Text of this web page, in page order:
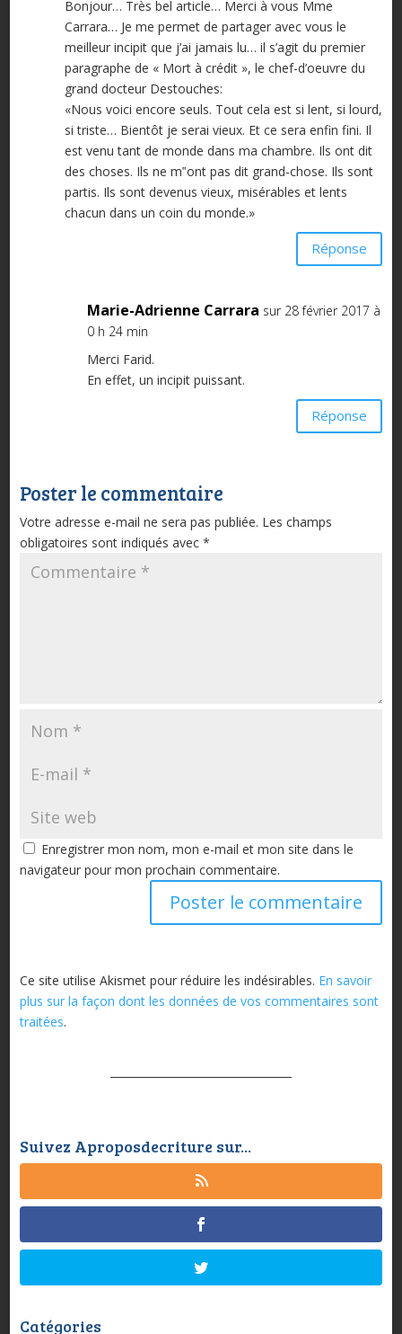
Bonjour… Très bel article… Merci à vous Mme
Carrara… Je me permet de partager avec vous le
meilleur incipit que j’ai jamais lu… il s’agit du premier
paragraphe de « Mort à crédit », le chef-d’oeuvre du
grand docteur Destouches:
«Nous voici encore seuls. Tout cela est si lent, si lourd,
si triste… Bientôt je serai vieux. Et ce sera enfin fini. Il
est venu tant de monde dans ma chambre. Ils ont dit
des choses. Ils ne m‟ont pas dit grand-chose. Ils sont
partis. Ils sont devenus vieux, misérables et lents
chacun dans un coin du monde.»
Réponse
Marie-Adrienne Carrara sur 28 février 2017 à
0 h 24 min
Merci Farid.
En effet, un incipit puissant.
Réponse
Poster le commentaire
Votre adresse e-mail ne sera pas publiée. Les champs
obligatoires sont indiqués avec *
Enregistrer mon nom, mon e-mail et mon site dans le
navigateur pour mon prochain commentaire.
Ce site utilise Akismet pour réduire les indésirables. En savoir
plus sur la façon dont les données de vos commentaires sont
traitées.
Suivez Aproposdecriture sur...
Catégories